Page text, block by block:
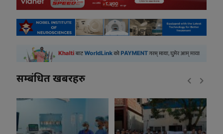
सम्बंधित खबरहरु